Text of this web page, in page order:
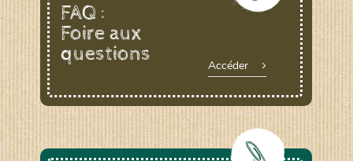
FAQ :
Foire aux
questions
Accéder